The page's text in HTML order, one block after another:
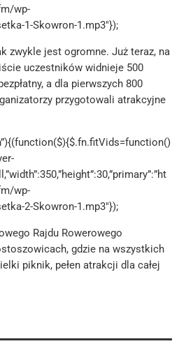
wp-
1-Skowron-1.mp3″});
zwykle jest ogromne. Już teraz, na
uczestników widnieje 500
a dla pierwszych 800
przygotowali atrakcyjne
wp-
2-Skowron-1.mp3″});
Rajdu Rowerowego
gdzie na wszystkich
piknik, pełen atrakcji dla całej